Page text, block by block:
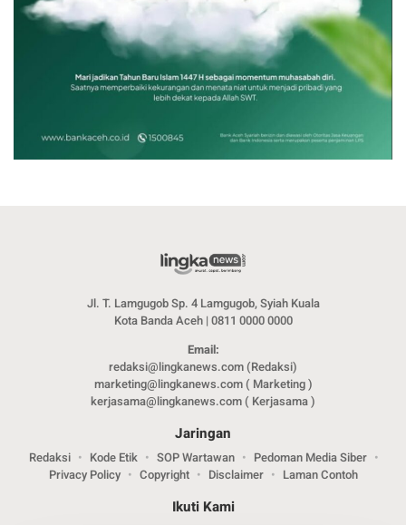
Jl. T. Lamgugob Sp. 4 Lamgugob, Syiah Kuala
Kota Banda Aceh | 0811 0000 0000
Email:
redaksi@lingkanews.com (Redaksi)
marketing@lingkanews.com ( Marketing )
kerjasama@lingkanews.com ( Kerjasama )
Jaringan
Redaksi Kode Etik SOP Wartawan
Pedoman Media Siber
Privacy Policy
Copyright Disclaimer Laman Contoh
Ikuti Kami